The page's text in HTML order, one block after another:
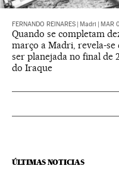
FERNANDO REINARES Madri MAR
Quando se completam
março a Madri, revela-se
ser planejada no final de
do Iraque
ÚLTIMAS NOTICIAS